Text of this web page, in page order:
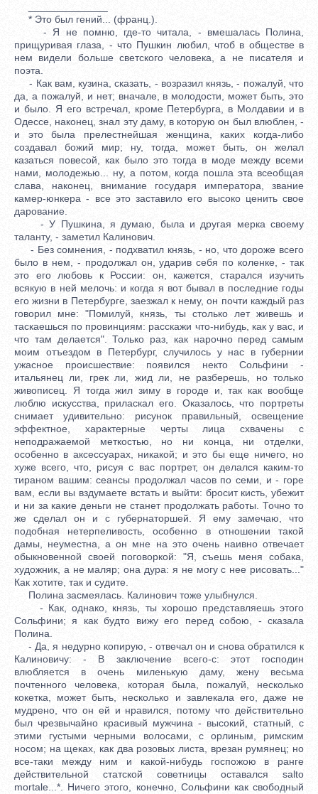
* Это был гений... (франц.).
- Я не помню, где-то читала, - вмешалась Полина,
прищуривая глаза, - что Пушкин любил, чтоб в обществе в
нем видели больше светского человека, а не писателя и
поэта.
- Как вам, кузина, сказать, - возразил князь, - пожалуй, что
да, а пожалуй, и нет; вначале, в молодости, может быть, это
и было. Я его встречал, кроме Петербурга, в Молдавии и в
Одессе, наконец, знал эту даму, в которую он был влюблен, -
и это была прелестнейшая женщина, каких когда-либо
создавал божий мир; ну, тогда, может быть, он желал
казаться повесой, как было это тогда в моде между всеми
нами, молодежью... ну, а потом, когда пошла эта всеобщая
слава, наконец, внимание государя императора, звание
камер-юнкера - все это заставило его высоко ценить свое
дарование.
- У Пушкина, я думаю, была и другая мерка своему
таланту, - заметил Калинович.
- Без сомнения, - подхватил князь, - но, что дороже всего
было в нем, - продолжал он, ударив себя по коленке, - так
это его любовь к России: он, кажется, старался изучить
всякую в ней мелочь: и когда я вот бывал в последние годы
его жизни в Петербурге, заезжал к нему, он почти каждый раз
говорил мне: "Помилуй, князь, ты столько лет живешь и
таскаешься по провинциям: расскажи что-нибудь, как у вас, и
что там делается". Только раз, как нарочно перед самым
моим отъездом в Петербург, случилось у нас в губернии
ужасное происшествие: появился некто Сольфини -
итальянец ли, грек ли, жид ли, не разберешь, но только
живописец. Я тогда жил зиму в городе и, так как вообще
люблю искусства, приласкал его. Оказалось, что портреты
снимает удивительно: рисунок правильный, освещение
эффектное, характерные черты лица схвачены с
неподражаемой меткостью, но ни конца, ни отделки,
особенно в аксессуарах, никакой; и это бы еще ничего, но
хуже всего, что, рисуя с вас портрет, он делался каким-то
тираном вашим: сеансы продолжал часов по семи, и - горе
вам, если вы вздумаете встать и выйти: бросит кисть, убежит
и ни за какие деньги не станет продолжать работы. Точно то
же сделал он и с губернаторшей. Я ему замечаю, что
подобная нетерпеливость, особенно в отношении такой
дамы, неуместна, а он мне на это очень наивно отвечает
обыкновенной своей поговоркой: "Я, съешь меня собака,
художник, а не маляр; она дура: я не могу с нее рисовать..."
Как хотите, так и судите.
Полина засмеялась. Калинович тоже улыбнулся.
- Как, однако, князь, ты хорошо представляешь этого
Сольфини; я как будто вижу его перед собою, - сказала
Полина.
- Да, я недурно копирую, - отвечал он и снова обратился к
Калиновичу: - В заключение всего-с: этот господин
влюбляется в очень миленькую даму, жену весьма
почтенного человека, которая была, пожалуй, несколько
кокетка, может быть, несколько и завлекала его, даже не
мудрено, что он ей и нравился, потому что действительно
был чрезвычайно красивый мужчина - высокий, статный, с
этими густыми черными волосами, с орлиным, римским
носом; на щеках, как два розовых листа, врезан румянец; но
все-таки между ним и какой-нибудь госпожою в ранге
действительной статской советницы оставался salto
mortale...*. Ничего этого, конечно, Сольфини как свободный